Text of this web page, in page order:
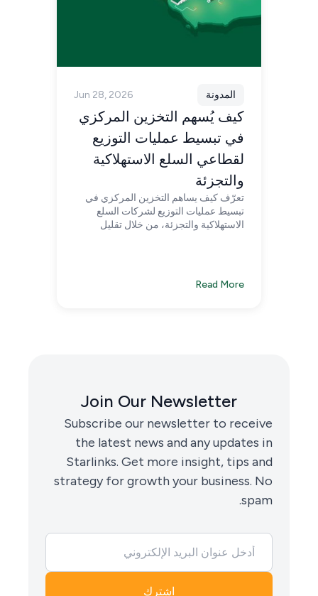
المدونة Jun 28, 2026
كيف يُسهم التخزين المركزي
في تبسيط عمليات التوزيع
لقطاعي السلع الاستهلاكية
والتجزئة
تعرّف كيف يساهم التخزين المركزي في
تبسيط عمليات التوزيع لشركات السلع
الاستهلاكية والتجزئة، من خلال تقليل
Read More
Join Our Newsletter
Subscribe our newsletter to receive
the latest news and any updates in
Starlinks. Get more insight, tips and
strategy for growth your business. No
spam.